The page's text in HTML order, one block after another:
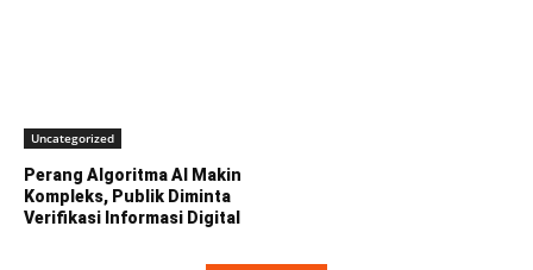
Uncategorized
Perang Algoritma AI Makin
Kompleks, Publik Diminta
Verifikasi Informasi Digital